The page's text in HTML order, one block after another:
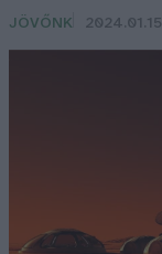
JÖVŐNK 2024.01.15